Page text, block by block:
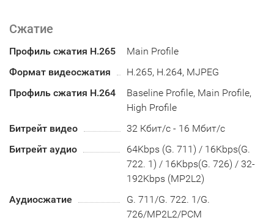
Сжатие
Профиль сжатия H.265
Main Profile
Формат видеосжатия
H.265, H.264, MJPEG
Профиль сжатия H.264
Baseline Profile, Main Profile,
High Profile
Битрейт видео
32 Кбит/с - 16 Мбит/с
Битрейт аудио
64Kbps (G. 711) / 16Kbps(G.
722. 1) / 16Kbps(G. 726) / 32-
192Kbps (MP2L2)
Аудиосжатие
G. 711/G. 722. 1/G.
726/MP2L2/PCM